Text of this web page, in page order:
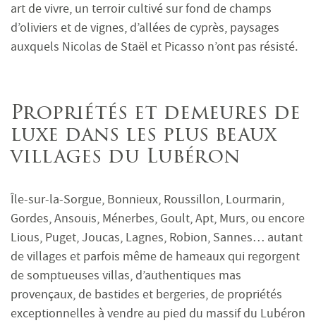
art de vivre, un terroir cultivé sur fond de champs
d’oliviers et de vignes, d’allées de cyprès, paysages
auxquels Nicolas de Staël et Picasso n’ont pas résisté.
Propriétés et demeures de
luxe dans les plus beaux
villages du Lubéron
Île-sur-la-Sorgue, Bonnieux, Roussillon, Lourmarin,
Gordes, Ansouis, Ménerbes, Goult, Apt, Murs, ou encore
Lious, Puget, Joucas, Lagnes, Robion, Sannes… autant
de villages et parfois même de hameaux qui regorgent
de somptueuses villas, d’authentiques mas
provençaux, de bastides et bergeries, de propriétés
exceptionnelles à vendre au pied du massif du Lubéron